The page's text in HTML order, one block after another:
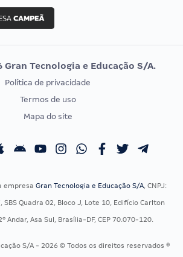
Vunesp
EXAME DE ORDEM
Calendário OAB
Gran Tecnologia e Educação S/A.
Política de privacidade
Termos de uso
Mapa do site
empresa Gran Tecnologia e Educação S/A, CNPJ:
Quadra 02, Bloco J, Lote 10, Edifício Carlton
Andar, Asa Sul, Brasília-DF, CEP 70.070-120.
S/A - 2026 © Todos os direitos reservados ®